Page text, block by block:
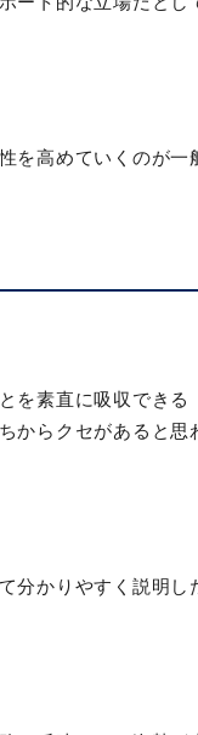
高めていくのが一
を素直に吸収できる
からクセがあると思
分かりやすく説明し